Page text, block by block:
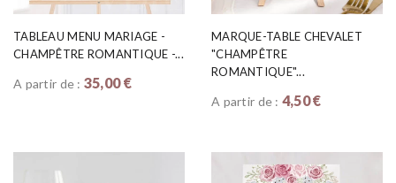
TABLEAU MENU MARIAGE -
CHAMPÊTRE ROMANTIQUE -...
A partir de : 35,00 €
MARQUE-TABLE CHEVALET
"CHAMPÊTRE
ROMANTIQUE"...
A partir de : 4,50 €